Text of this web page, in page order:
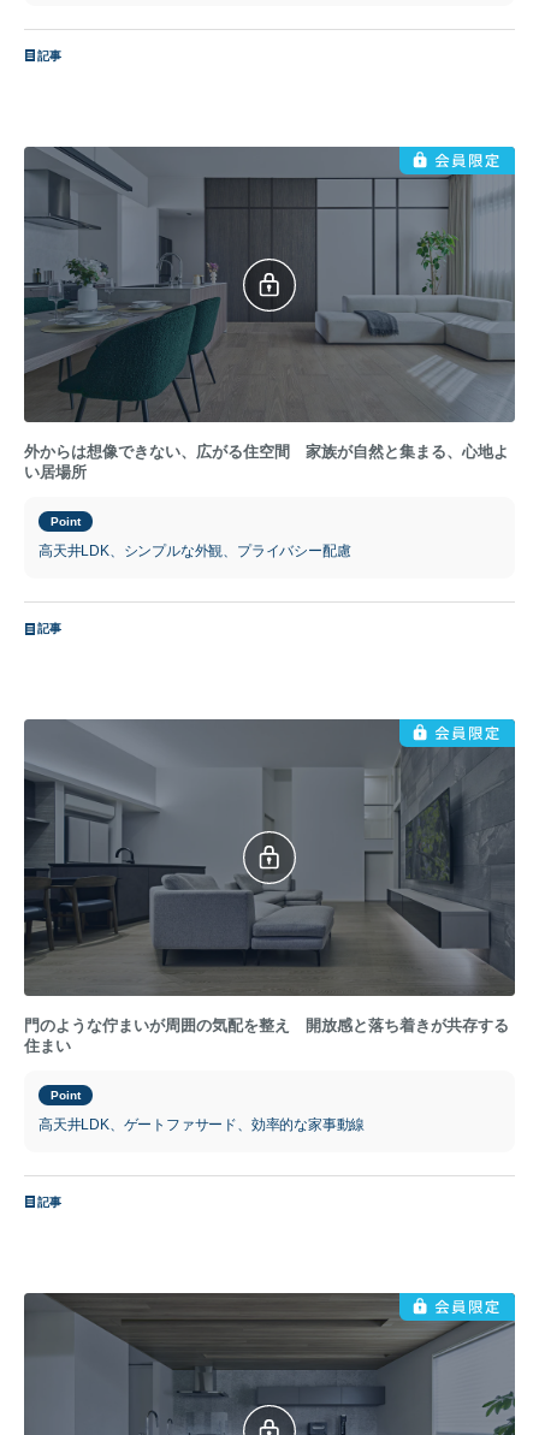
記事
外からは想像できない、広がる住空間 家族が自然と集まる、心地よ
い居場所
Point
高天井LDK、シンプルな外観、プライバシー配慮
記事
門のような佇まいが周囲の気配を整え 開放感と落ち着きが共存する
住まい
Point
高天井LDK、ゲートファサード、効率的な家事動線
記事